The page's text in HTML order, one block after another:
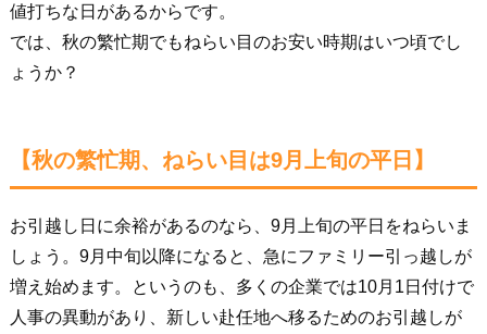
値打ちな日があるからです。
では、秋の繁忙期でもねらい目のお安い時期はいつ頃でし
ょうか？
【秋の繁忙期、ねらい目は9月上旬の平日】
お引越し日に余裕があるのなら、9月上旬の平日をねらいま
しょう。9月中旬以降になると、急にファミリー引っ越しが
増え始めます。というのも、多くの企業では10月1日付けで
人事の異動があり、新しい赴任地へ移るためのお引越しが